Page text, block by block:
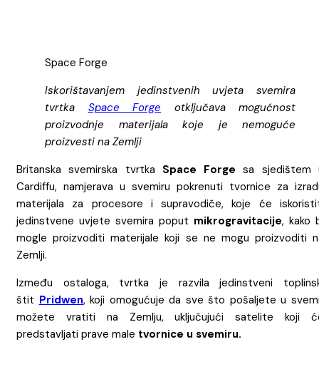
Space Forge
Iskorištavanjem jedinstvenih uvjeta svemira
tvrtka Space Forge otključava mogućnost
proizvodnje materijala koje je nemoguće
proizvesti na Zemlji
Britanska svemirska tvrtka Space Forge sa sjedištem
Cardiffu, namjerava u svemiru pokrenuti tvornice za
materijala za procesore i supravodiče, koje će
jedinstvene uvjete svemira poput mikrogravitacije, kako
mogle proizvoditi materijale koji se ne mogu proizvoditi
Zemlji.
Između ostaloga, tvrtka je razvila jedinstveni
štit Pridwen, koji omogućuje da sve što pošaljete u
možete vratiti na Zemlju, uključujući satelite koji
predstavljati prave male tvornice u svemiru.